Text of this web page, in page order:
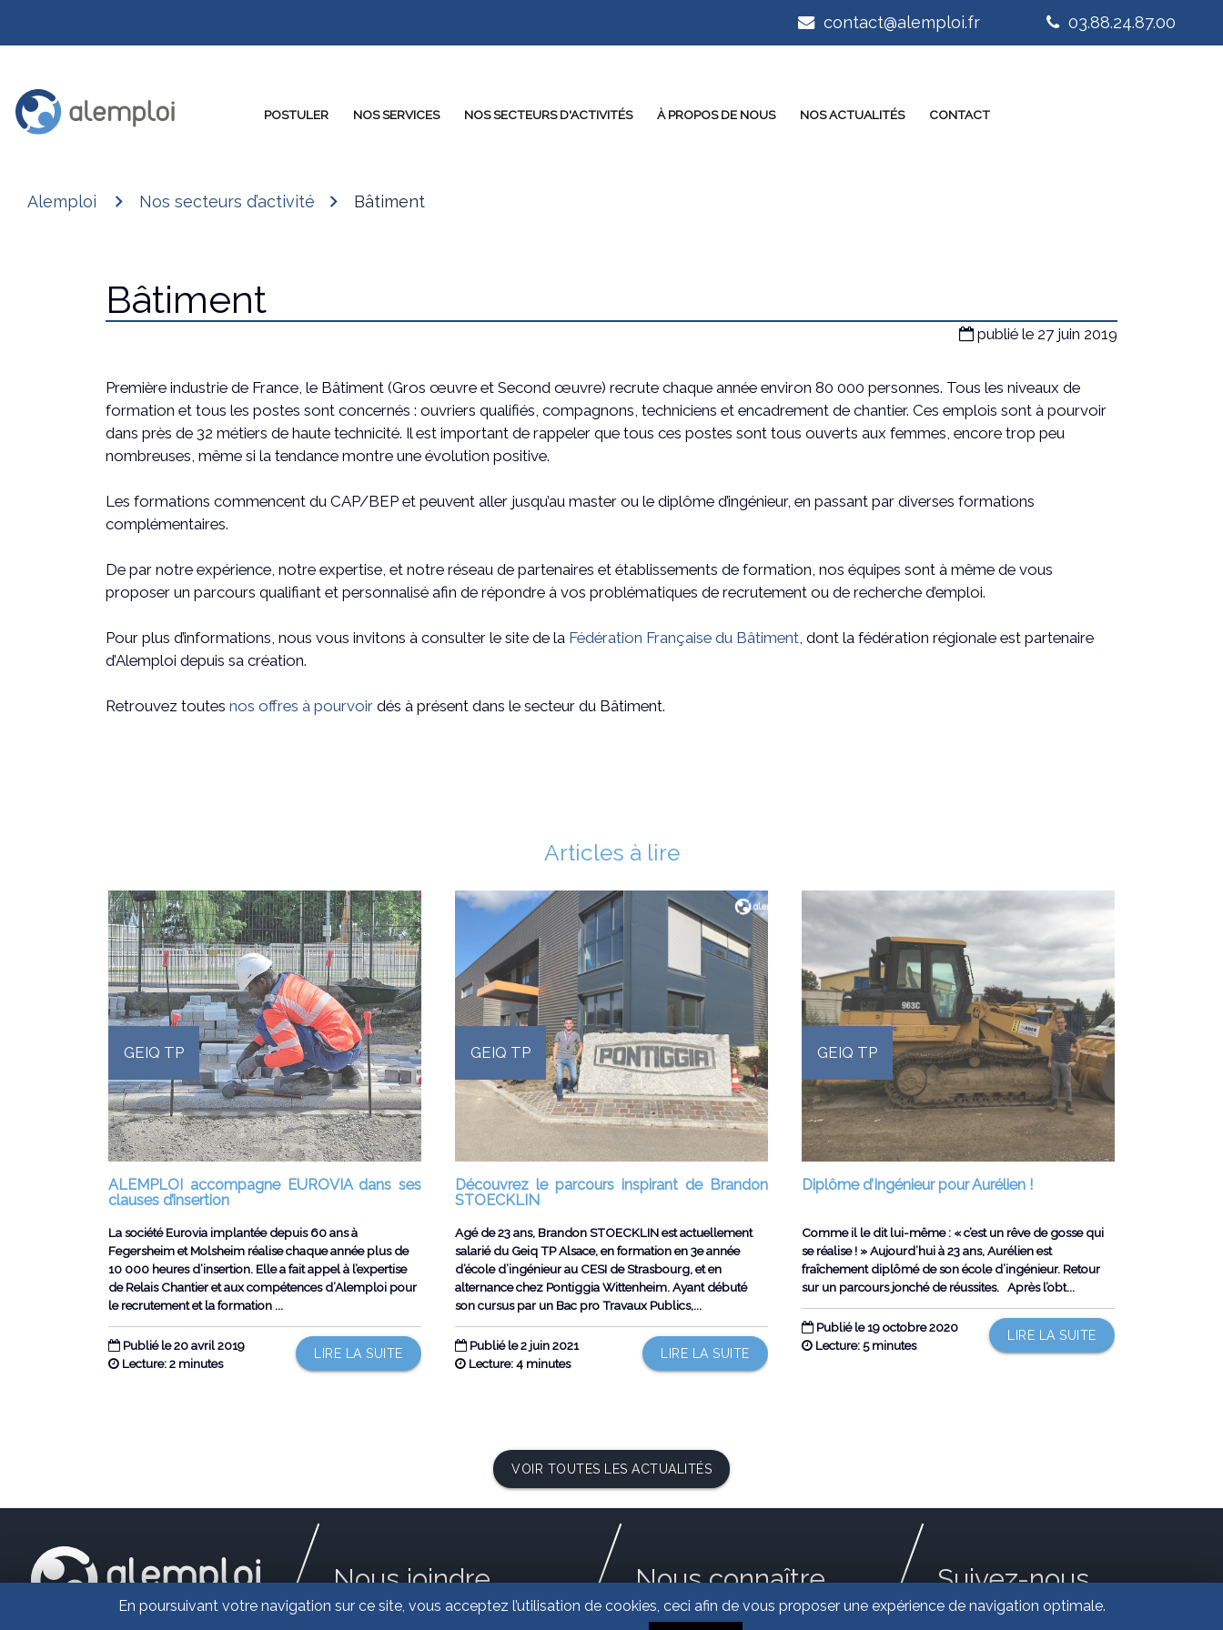
POSTULER NOS SERVICES NOS SECTEURS D'ACTIVITÉS À PROPOS DE NOUS NOS ACTUALITÉS CONTACT
contact@alemploi.fr 03.88.24.87.00
Alemploi Nos secteurs d’activité Bâtiment
Bâtiment
publié le 27 juin 2019
Première industrie de France, le Bâtiment (Gros œuvre et Second œuvre) recrute chaque année environ 80 000 personnes. Tous les niveaux de
formation et tous les postes sont concernés : ouvriers qualifiés, compagnons, techniciens et encadrement de chantier. Ces emplois sont à pourvoir
dans près de 32 métiers de haute technicité. Il est important de rappeler que tous ces postes sont tous ouverts aux femmes, encore trop peu
nombreuses, même si la tendance montre une évolution positive.
Les formations commencent du CAP/BEP et peuvent aller jusqu’au master ou le diplôme d’ingénieur, en passant par diverses formations
complémentaires.
De par notre expérience, notre expertise, et notre réseau de partenaires et établissements de formation, nos équipes sont à même de vous
proposer un parcours qualifiant et personnalisé afin de répondre à vos problématiques de recrutement ou de recherche d’emploi.
Pour plus d’informations, nous vous invitons à consulter le site de la Fédération Française du Bâtiment, dont la fédération régionale est partenaire
d’Alemploi depuis sa création.
Retrouvez toutes nos offres à pourvoirdés à présent dans le secteur du Bâtiment.
Articles à lire
GEIQ TP
ALEMPLOI accompagne EUROVIA dans ses
clauses d’insertion
La société Eurovia implantée depuis 60 ans à
Fegersheim et Molsheim réalise chaque année plus de
10 000 heures d’insertion. Elle a fait appel à l’expertise
de Relais Chantier et aux compétences d’Alemploi pour
le recrutement et la formation ...
Publié le 20 avril 2019
LIRE LA SUITE
Lecture: 2 minutes
GEIQ TP
Découvrez le parcours inspirant de Brandon
STOECKLIN
Agé de 23 ans, Brandon STOECKLIN est actuellement
salarié du Geiq TP Alsace, en formation en 3e année
d’école d’ingénieur au CESI de Strasbourg, et en
alternance chez Pontiggia Wittenheim. Ayant débuté
son cursus par un Bac pro Travaux Publics,...
Publié le 2 juin 2021
LIRE LA SUITE
Lecture: 4 minutes
GEIQ TP
Diplôme d’Ingénieur pour Aurélien !
Comme il le dit lui-même : « c’est un rêve de gosse qui
se réalise ! » Aujourd’hui à 23 ans, Aurélien est
fraîchement diplômé de son école d’ingénieur. Retour
sur un parcours jonché de réussites. Après l’obt...
Publié le 19 octobre 2020
LIRE LA SUITE
Lecture: 5 minutes
VOIR TOUTES LES ACTUALITÉS
Nous joindre Nous connaître Suivez-nous
En poursuivant votre navigation sur ce site, vous acceptez l’utilisation de cookies, ceci afin de vous proposer une expérience de navigation optimale.